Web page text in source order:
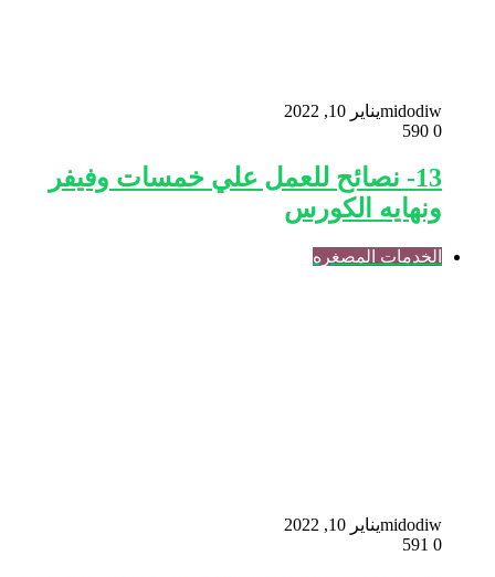
midodiwيناير 10, 2022
0
13- نصائح للعمل علي خمسات وفيفر
ونهايه الكورس
الخدمات المصغره
midodiwيناير 10, 2022
0